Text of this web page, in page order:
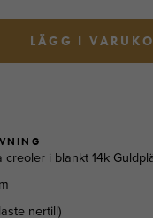
creoler i blankt 14k
nertill)
LÄGG I